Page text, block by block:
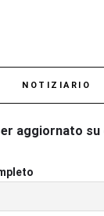
NOTIZIARIO
aggiornato su